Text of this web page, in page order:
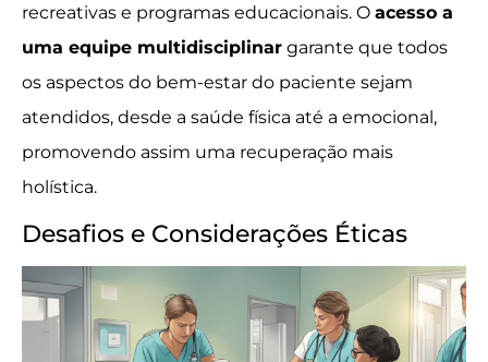
recreativas e programas educacionais. O acesso a
uma equipe multidisciplinar garante que todos
os aspectos do bem-estar do paciente sejam
atendidos, desde a saúde física até a emocional,
promovendo assim uma recuperação mais
holística.
Desafios e Considerações Éticas